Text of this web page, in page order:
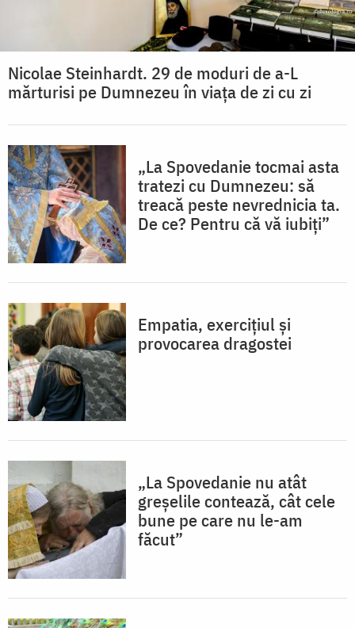
Nicolae Steinhardt. 29 de moduri de a-L
mărturisi pe Dumnezeu în viaţa de zi cu zi
„La Spovedanie tocmai asta
tratezi cu Dumnezeu: să
treacă peste nevrednicia ta.
De ce? Pentru că vă iubiți”
Empatia, exercițiul și
provocarea dragostei
„La Spovedanie nu atât
greșelile contează, cât cele
bune pe care nu le-am
făcut”